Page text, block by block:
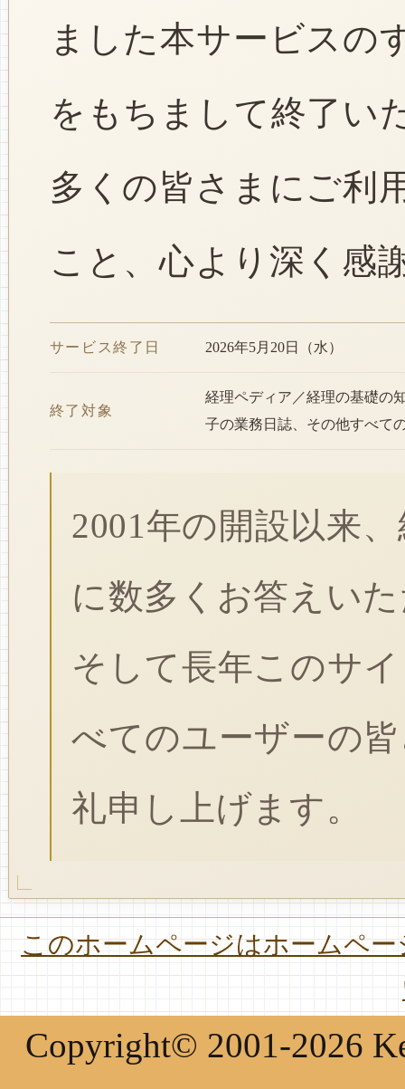
ました本サービスの
をもちまして終了い
多くの皆さまにご利
こと、心より深く感
サービス終了日 2026年5月20日（水）
終了対象
経理ペディア／経理の基礎の
子の業務日誌、その他すべて
2001年の開設以来
に数多くお答えい
そして長年このサ
べてのユーザーの
礼申し上げます。
このホームページはホームペ
Copyright© 2001-2026